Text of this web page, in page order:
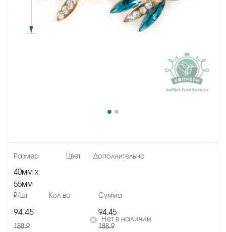
40мм х
55мм
94.45
188.9
94.45
188.9
Нет в наличии